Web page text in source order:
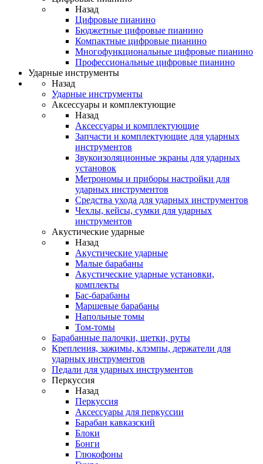
Назад
Цифровые пианино
Бюджетные цифровые пианино
Компактные цифровые пианино
Многофункциональные цифровые пианино
Профессиональные цифровые пианино
Ударные инструменты
Назад
Ударные инструменты
Аксессуары и комплектующие
Назад
Аксессуары и комплектующие
Запчасти и комплектующие для ударных
инструментов
Звукоизоляционные экраны для ударных
установок
Метрономы и приборы настройки для
ударных инструментов
Средства ухода для ударных инструментов
Чехлы, кейсы, сумки для ударных
инструментов
Акустические ударные
Назад
Акустические ударные
Mалые барабаны
Акустические ударные установки,
комплекты
Бас-барабаны
Маршевые барабаны
Напольные томы
Том-томы
Барабанные палочки, щетки, руты
Крепления, зажимы, клэмпы, держатели для
ударных инструментов
Педали для ударных инструментов
Перкуссия
Назад
Перкуссия
Аксессуары для перкуссии
Барабан кавказский
Блоки
Бонги
Глюкофоны